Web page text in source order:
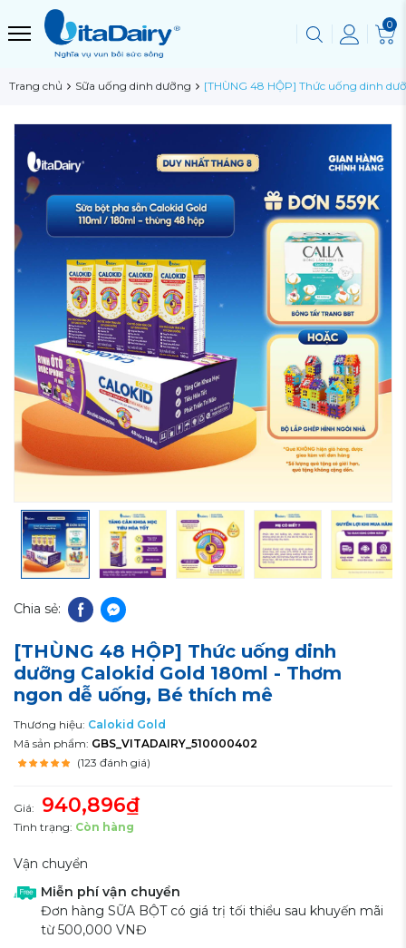
0
Trang chủ Sữa uống dinh dưỡng [THÙNG 48 HỘP] Thức uống dinh
Chia sẻ:
[THÙNG 48 HỘP] Thức uống dinh
dưỡng Calokid Gold 180ml - Thơm
ngon dễ uống, Bé thích mê
Thương hiệu: Calokid Gold
Mã sản phẩm: GBS_VITADAIRY_510000402
(123 đánh giá)
Giá: 940,896₫
Tình trạng: Còn hàng
Vận chuyển
Miễn phí vận chuyển
Đơn hàng SỮA BỘT có giá trị tối thiểu sau khuyến mãi
từ 500,000 VNĐ